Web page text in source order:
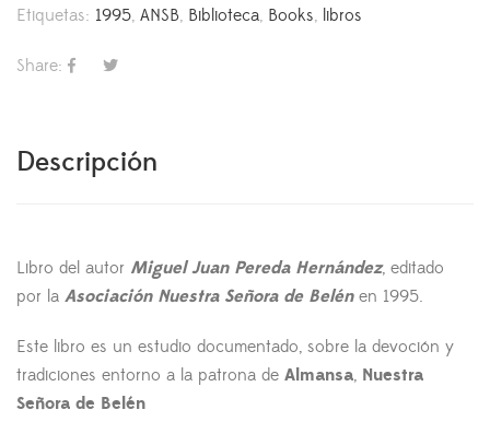
Etiquetas: 1995, ANSB, Biblioteca, Books, libros
Share:
Descripción
Libro del autor Miguel Juan Pereda Hernández, editado
por la Asociación Nuestra Señora de Belénen 1995.
Este libro es un estudio documentado, sobre la devoción y
tradiciones entorno a la patrona de Almansa, Nuestra
Señora de Belén